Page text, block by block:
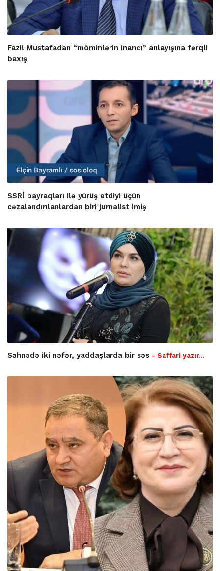
Fazil Mustafadan “möminlərin inancı” anlayışına fərqli
baxış
SSRİ bayraqları ilə yürüş etdiyi üçün
cəzalandırılanlardan biri jurnalist imiş
Səhnədə iki nəfər, yaddaşlarda bir səs - Saffari yazır…